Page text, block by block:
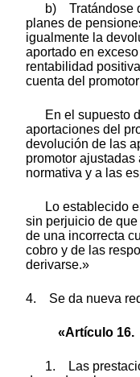
b) Tratándose
planes de
igualmente la
aportado en
rentabilidad
cuenta del
En el supuesto
aportaciones del
devolución de las
promotor
normativa y a las
Lo establecido
sin perjuicio de
de una incorrecta
cobro y de las
derivarse.»
4. Se da nueva
«Artículo
1. Las